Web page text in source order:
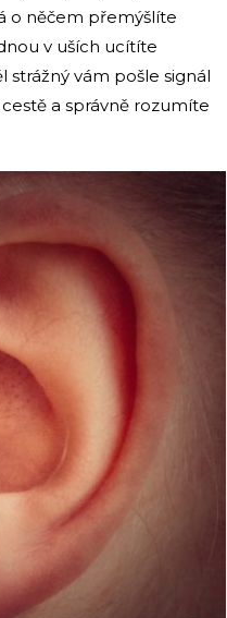
o něčem přemýšlíte
v uších ucítíte
strážný vám pošle signál
a správně rozumíte